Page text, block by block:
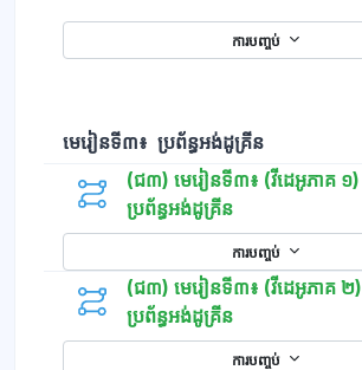
ការបញ្ចប់
មេរៀនទី៣៖ ប្រព័ន្ធអង់ដូគ្រីន
(ជ៣) មេរៀនទី៣៖ (វីដេអូភាគ ១)
ប្រព័ន្ធអង់ដូគ្រីន
ការបញ្ចប់
(ជ៣) មេរៀនទី៣៖ (វីដេអូភាគ ២)
ប្រព័ន្ធអង់ដូគ្រីន
ការបញ្ចប់